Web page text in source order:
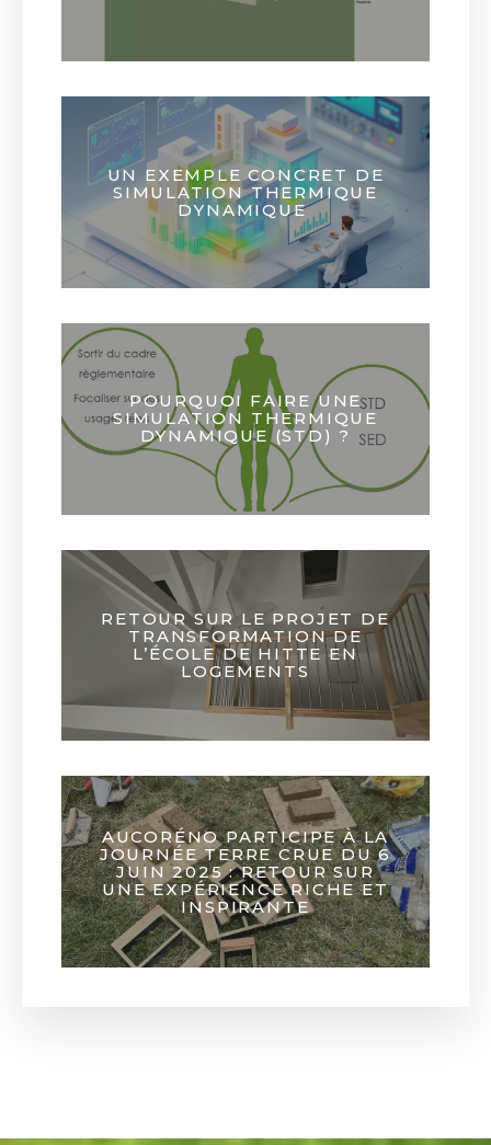
UN EXEMPLE CONCRET DE
SIMULATION THERMIQUE
DYNAMIQUE
POURQUOI FAIRE UNE
SIMULATION THERMIQUE
DYNAMIQUE (STD) ?
RETOUR SUR LE PROJET DE
TRANSFORMATION DE
L’ÉCOLE DE HITTE EN
LOGEMENTS
AUCORÉNO PARTICIPE À LA
JOURNÉE TERRE CRUE DU 6
JUIN 2025 : RETOUR SUR
UNE EXPÉRIENCE RICHE ET
INSPIRANTE